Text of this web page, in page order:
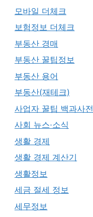
모바일 더체크
보험정보 더체크
부동산 경매
부동산 꿀팁정보
부동산 용어
부동산(재테크)
사업자 꿀팁 백과사전
사회 뉴스·소식
생활 경제
생활 경제 계산기
생활정보
세금 절세 정보
세무정보